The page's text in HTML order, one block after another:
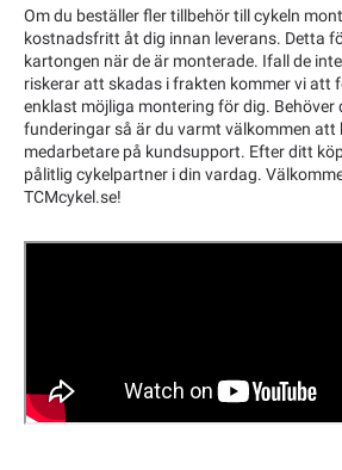
Om du beställer fler tillbehör till cykeln
kostnadsfritt åt dig innan leverans. Detta
kartongen när de är monterade. Ifall de
riskerar att skadas i frakten kommer vi att
enklast möjliga montering för dig. Behöver
funderingar så är du varmt välkommen
medarbetare på kundsupport. Efter ditt
pålitlig cykelpartner i din vardag.
TCMcykel.se!